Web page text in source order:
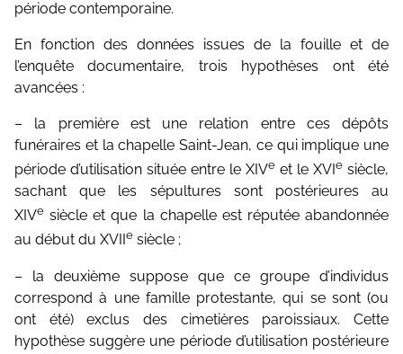
période contemporaine.
En fonction des données issues de la fouille et de
l’enquête documentaire, trois hypothèses ont été
avancées :
– la première est une relation entre ces dépôts
funéraires et la chapelle Saint-Jean, ce qui implique une
période d’utilisation située entre le XIVe et le XVIe siècle,
sachant que les sépultures sont postérieures au
XIVe siècle et que la chapelle est réputée abandonnée
au début du XVII e siècle ;
– la deuxième suppose que ce groupe d’individus
correspond à une famille protestante, qui se sont (ou
ont été) exclus des cimetières paroissiaux. Cette
hypothèse suggère une période d’utilisation postérieure